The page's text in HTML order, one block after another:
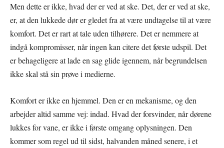
Men dette er ikke, hvad der er ved at ske. Det, der er ved at ske,
er, at den lukkede dør er gledet fra at være undtagelse til at være
komfort. Det er rart at tale uden tilhørere. Det er nemmere at
indgå kompromisser, når ingen kan citere det første udspil. Det
er behageligere at lade en sag glide igennem, når begrundelsen
ikke skal stå sin prøve i medierne.
Komfort er ikke en hjemmel. Den er en mekanisme, og den
arbejder altid samme vej: indad. Hvad der forsvinder, når dørene
lukkes for vane, er ikke i første omgang oplysningen. Den
kommer som regel ud til sidst, halvanden måned senere, i et